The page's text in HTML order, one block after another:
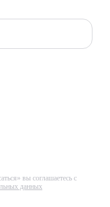
вы соглашаетесь с
данных